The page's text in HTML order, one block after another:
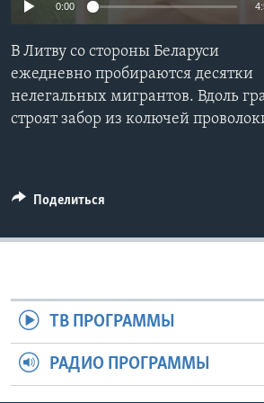
СОЦИАЛЬНЫЕ СЕТИ
0:00
В Литву со стороны Беларуси
ежедневно пробираются десятки
нелегальных мигрантов. Вдоль
строят забор из колючей
Поделиться
ТВ ПРОГРАММЫ
РАДИО ПРОГРАММЫ